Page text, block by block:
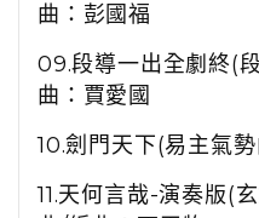
曲：彭國福
09.段導一出全劇終(
曲：賈愛國
10.劍門天下(易主氣
11.天何言哉-演奏版(